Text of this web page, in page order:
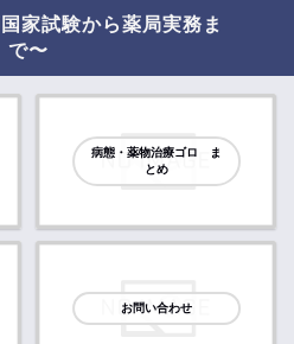
家試験から薬局実務ま
で〜
病態・薬物治療ゴロ ま
とめ
お問い合わせ